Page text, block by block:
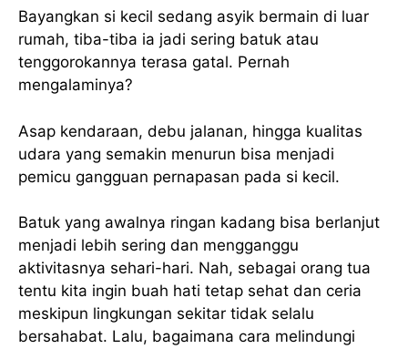
Bayangkan si kecil sedang asyik bermain di luar
rumah, tiba-tiba ia jadi sering batuk atau
tenggorokannya terasa gatal. Pernah
mengalaminya?
Asap kendaraan, debu jalanan, hingga kualitas
udara yang semakin menurun bisa menjadi
pemicu gangguan pernapasan pada si kecil.
Batuk yang awalnya ringan kadang bisa berlanjut
menjadi lebih sering dan mengganggu
aktivitasnya sehari-hari. Nah, sebagai orang tua
tentu kita ingin buah hati tetap sehat dan ceria
meskipun lingkungan sekitar tidak selalu
bersahabat. Lalu, bagaimana cara melindungi